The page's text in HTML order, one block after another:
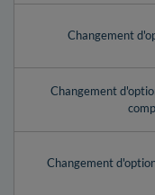
Changement
Changement
Changement